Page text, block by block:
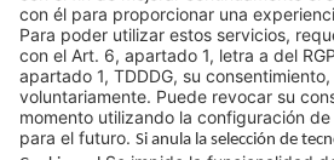
Por qué WIKUS
Guías y consejos
Empresa